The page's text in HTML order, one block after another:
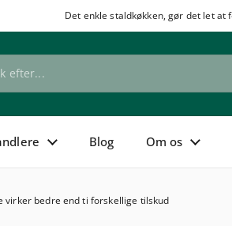
Det enkle staldkøkken, gør det let at
Blog Om os
virker bedre end ti forskellige tilskud